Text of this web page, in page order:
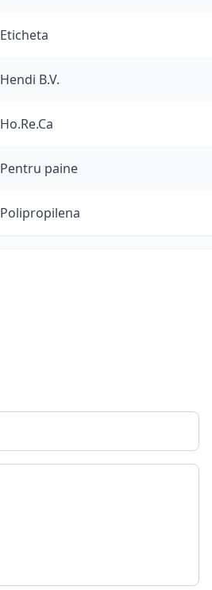
Eticheta
Hendi B.V.
Ho.Re.Ca
Pentru paine
Polipropilena